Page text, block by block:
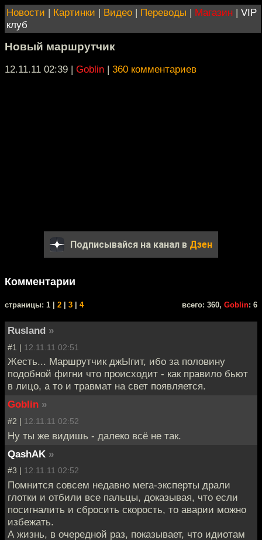
Новости | Картинки | Видео | Переводы | Магазин | VIP
клуб
Новый маршрутчик
12.11.11 02:39 | Goblin | 360 комментариев
Подписывайся на канал в Дзен
Комментарии
cтраницы: 1 | 2 3 4 всего: 360, Goblin: 6
Rusland »
#1 | 12.11.11 02:51
Жесть... Маршрутчик джЫгит, ибо за половину
подобной фигни что происходит - как правило бьют
в лицо, а то и травмат на свет появляется.
Goblin »
#2 | 12.11.11 02:52
Ну ты же видишь - далеко всё не так.
QashAK »
#3 | 12.11.11 02:52
Помнится совсем недавно мега-эксперты драли
глотки и отбили все пальцы, доказывая, что если
посигналить и сбросить скорость, то аварии можно
избежать.
А жизнь, в очередной раз, показывает, что идиотам